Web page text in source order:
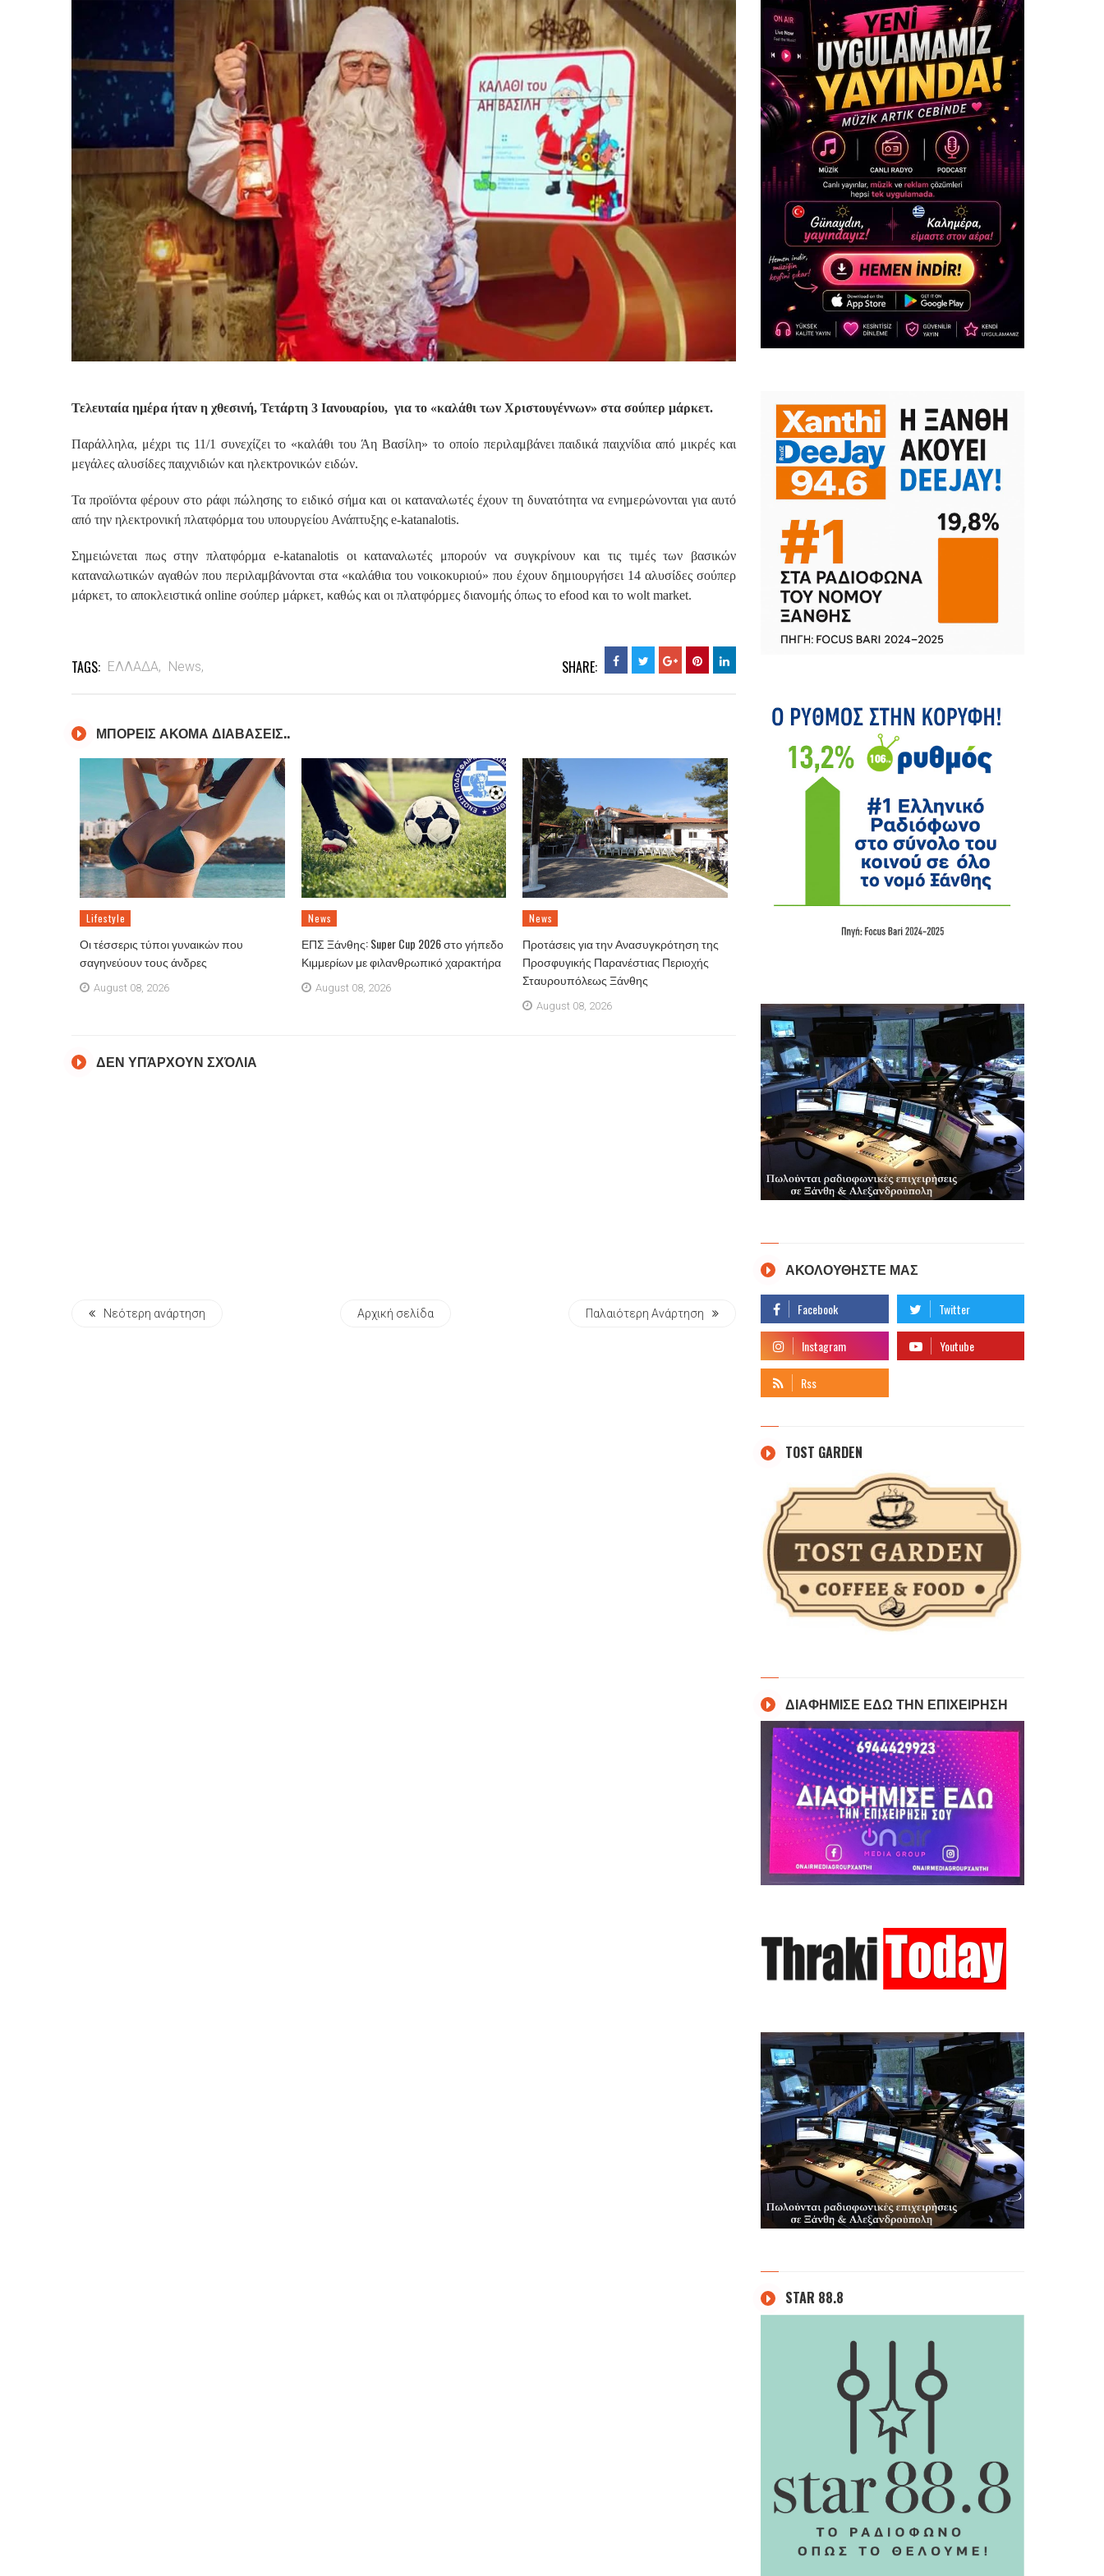
Τελευταία ημέρα ήταν η χθεσινή, Τετάρτη 3 Ιανουαρίου, για το «καλάθι των Χριστουγέννων» στα σούπερ μάρκετ.
Παράλληλα, μέχρι τις 11/1 συνεχίζει το «καλάθι του Άη Βασίλη» το οποίο περιλαμβάνει παιδικά παιχνίδια από μικρές και
μεγάλες αλυσίδες παιχνιδιών και ηλεκτρονικών ειδών.
Τα προϊόντα φέρουν στο ράφι πώλησης το ειδικό σήμα και οι καταναλωτές έχουν τη δυνατότητα να ενημερώνονται για αυτό
από την ηλεκτρονική πλατφόρμα του υπουργείου Ανάπτυξης e-katanalotis.
Σημειώνεται πως στην πλατφόρμα e-katanalotis οι καταναλωτές μπορούν να συγκρίνουν και τις τιμές των βασικών
καταναλωτικών αγαθών που περιλαμβάνονται στα «καλάθια του νοικοκυριού» που έχουν δημιουργήσει 14 αλυσίδες σούπερ
μάρκετ, το αποκλειστικά online σούπερ μάρκετ, καθώς και οι πλατφόρμες διανομής όπως το efood και το wolt market.
TAGS: ΕΛΛΑΔΑ, News, SHARE:
ΜΠΟΡΕΙΣ ΑΚΟΜΑ ΔΙΑΒΑΣΕΙΣ..
Lifestyle
Οι τέσσερις τύποι γυναικών που
σαγηνεύουν τους άνδρες
August 08, 2026
News
ΕΠΣ Ξάνθης: Super Cup 2026 στο γήπεδο
Κιμμερίων με φιλανθρωπικό χαρακτήρα
August 08, 2026
News
Προτάσεις για την Ανασυγκρότηση της
Προσφυγικής Παρανέστιας Περιοχής
Σταυρουπόλεως Ξάνθης
August 08, 2026
ΔΕΝ ΥΠΆΡΧΟΥΝ ΣΧΌΛΙΑ
Νεότερη ανάρτηση Αρχική σελίδα Παλαιότερη Ανάρτηση
ΑΚΟΛΟΥΘΗΣΤΕ ΜΑΣ
TOST GARDEN
ΔΙΑΦΗΜΙΣΕ ΕΔΩ ΤΗΝ ΕΠΙΧΕΙΡΗΣΗ
STAR 88.8